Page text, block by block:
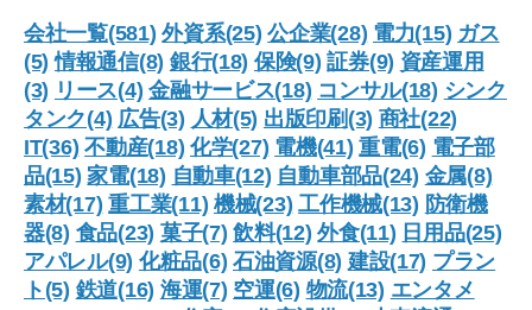
会社一覧(581) 外資系(25) 公企業(28) 電力(15) ガス
(5) 情報通信(8) 銀行(18) 保険(9) 証券(9) 資産運用
(3) リース(4) 金融サービス(18) コンサル(18) シンク
タンク(4) 広告(3) 人材(5) 出版印刷(3) 商社(22)
IT(36) 不動産(18) 化学(27) 電機(41) 重電(6) 電子部
品(15) 家電(18) 自動車(12) 自動車部品(24) 金属(8)
素材(17) 重工業(11) 機械(23) 工作機械(13) 防衛機
器(8) 食品(23) 菓子(7) 飲料(12) 外食(11) 日用品(25)
アパレル(9) 化粧品(6) 石油資源(8) 建設(17) プラン
ト(5) 鉄道(16) 海運(7) 空運(6) 物流(13) エンタメ